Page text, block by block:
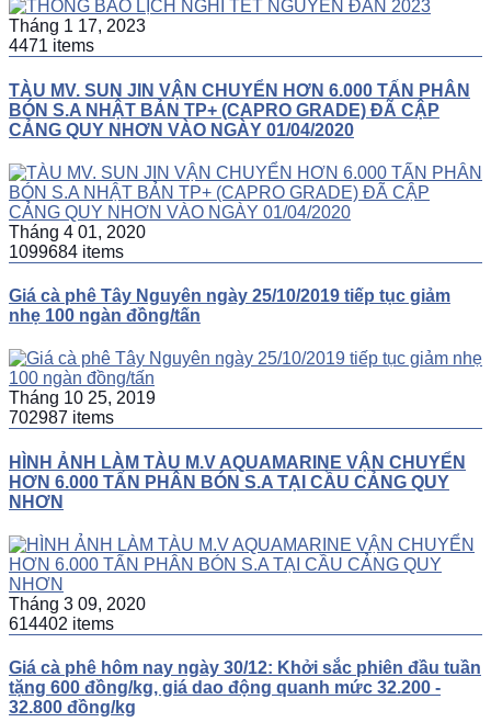
Tháng 1 17, 2023
4471 items
TÀU MV. SUN JIN VẬN CHUYỂN HƠN 6.000 TẤN PHÂN
BÓN S.A NHẬT BẢN TP+ (CAPRO GRADE) ĐÃ CẬP
CẢNG QUY NHƠN VÀO NGÀY 01/04/2020
Tháng 4 01, 2020
1099684 items
Giá cà phê Tây Nguyên ngày 25/10/2019 tiếp tục giảm
nhẹ 100 ngàn đồng/tấn
Tháng 10 25, 2019
702987 items
HÌNH ẢNH LÀM TÀU M.V AQUAMARINE VẬN CHUYỂN
HƠN 6.000 TẤN PHÂN BÓN S.A TẠI CẦU CẢNG QUY
NHƠN
Tháng 3 09, 2020
614402 items
Giá cà phê hôm nay ngày 30/12: Khởi sắc phiên đầu tuần
tặng 600 đồng/kg, giá dao động quanh mức 32.200 -
32.800 đồng/kg